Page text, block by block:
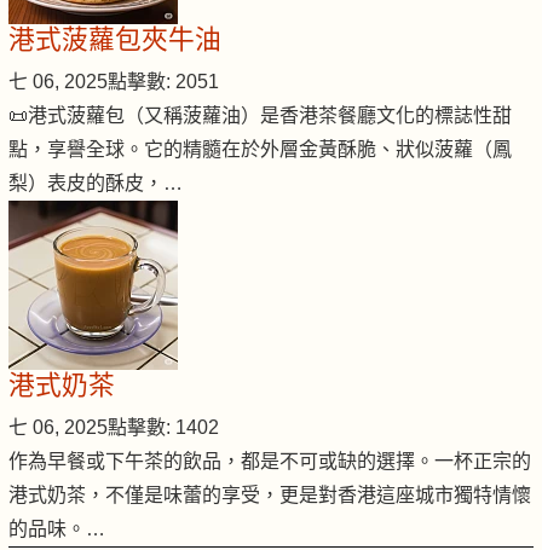
港式菠蘿包夾牛油
七 06, 2025點擊數: 2051
📜港式菠蘿包（又稱菠蘿油）是香港茶餐廳文化的標誌性甜
點，享譽全球。它的精髓在於外層金黃酥脆、狀似菠蘿（鳳
梨）表皮的酥皮，…
港式奶茶
七 06, 2025點擊數: 1402
作為早餐或下午茶的飲品，都是不可或缺的選擇。一杯正宗的
港式奶茶，不僅是味蕾的享受，更是對香港這座城市獨特情懷
的品味。…